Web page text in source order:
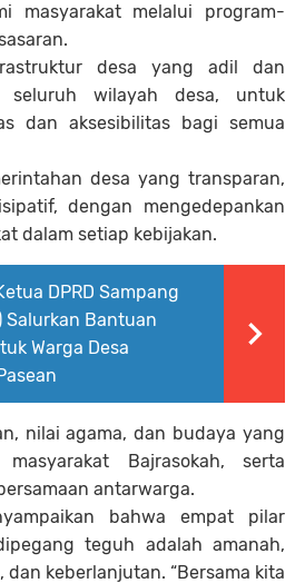
masyarakat melalui program-
desa yang adil dan
wilayah desa, untuk
dan aksesibilitas bagi semua
desa yang transparan,
dengan mengedepankan
dalam setiap kebijakan.
DPRD Sampang
Salurkan Bantuan
Warga Desa
nilai agama, dan budaya yang
Bajrasokah, serta
antarwarga.
bahwa empat pilar
teguh adalah amanah,
keberlanjutan. “Bersama kita